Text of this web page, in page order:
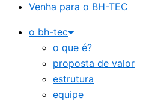
Venha para o BH-TEC
o bh-tec
o que é?
proposta de valor
estrutura
equipe